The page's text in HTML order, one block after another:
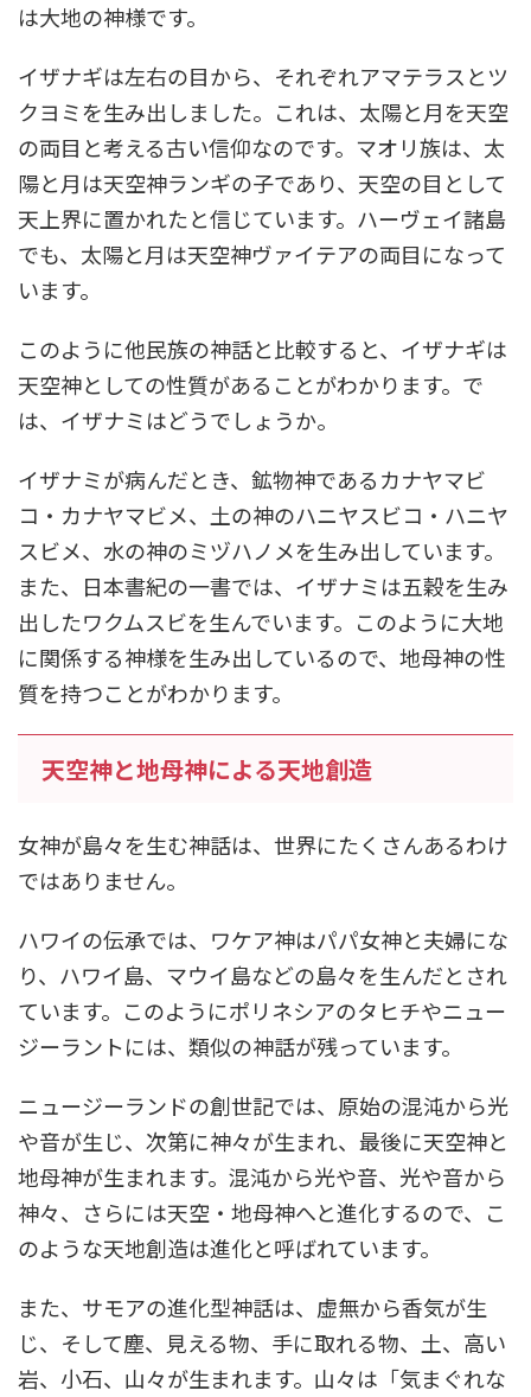
は大地の神様です。
イザナギは左右の目から、それぞれアマテラスとツ
クヨミを生み出しました。これは、太陽と月を天空
の両目と考える古い信仰なのです。マオリ族は、太
陽と月は天空神ランギの子であり、天空の目として
天上界に置かれたと信じています。ハーヴェイ諸島
でも、太陽と月は天空神ヴァイテアの両目になって
います。
このように他民族の神話と比較すると、イザナギは
天空神としての性質があることがわかります。で
は、イザナミはどうでしょうか。
イザナミが病んだとき、鉱物神であるカナヤマビ
コ・カナヤマビメ、土の神のハニヤスビコ・ハニヤ
スビメ、水の神のミヅハノメを生み出しています。
また、日本書紀の一書では、イザナミは五穀を生み
出したワクムスビを生んでいます。このように大地
に関係する神様を生み出しているので、地母神の性
質を持つことがわかります。
天空神と地母神による天地創造
女神が島々を生む神話は、世界にたくさんあるわけ
ではありません。
ハワイの伝承では、ワケア神はパパ女神と夫婦にな
り、ハワイ島、マウイ島などの島々を生んだとされ
ています。このようにポリネシアのタヒチやニュー
ジーラントには、類似の神話が残っています。
ニュージーランドの創世記では、原始の混沌から光
や音が生じ、次第に神々が生まれ、最後に天空神と
地母神が生まれます。混沌から光や音、光や音から
神々、さらには天空・地母神へと進化するので、こ
のような天地創造は進化と呼ばれています。
また、サモアの進化型神話は、虚無から香気が生
じ、そして塵、見える物、手に取れる物、土、高い
岩、小石、山々が生まれます。山々は「気まぐれな